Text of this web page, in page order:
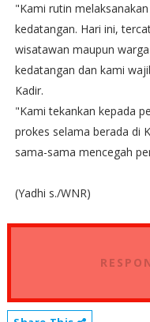
"Kami rutin
kedatangan. Hari ini,
wisatawan maupun
kedatangan dan kami
Kadir.
"Kami tekankan kepada
prokes selama berada di
sama-sama mencegah
(Yadhi s./WNR)